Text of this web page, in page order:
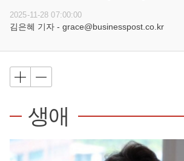
2025-11-28 07:00:00
김은혜 기자 - grace@businesspost.co.kr
생애